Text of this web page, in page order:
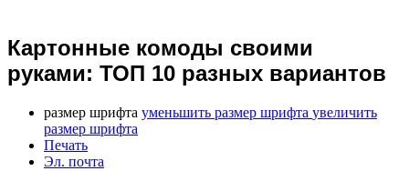
Картонные комоды своими
руками: ТОП 10 разных вариантов
размер шрифта уменьшить размер шрифта увеличить
размер шрифта
Печать
Эл. почта